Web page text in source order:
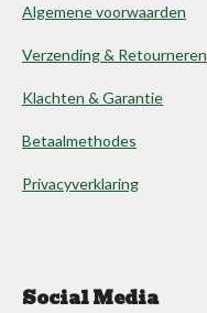
Algemene voorwaarden
Verzending & Retourneren
Klachten & Garantie
Betaalmethodes
Privacyverklaring
Social Media